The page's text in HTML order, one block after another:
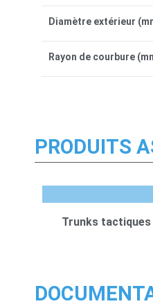
Diamètre extérieur
Rayon de courbure
PRODUITS
Trunks tactiques